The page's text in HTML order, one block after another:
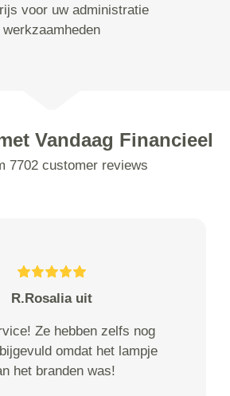
voor uw administratie
werkzaamheden
Vandaag Financieel
7702 customer reviews
R.Rosalia uit
Ze hebben zelfs nog
omdat het lampje
het branden was!